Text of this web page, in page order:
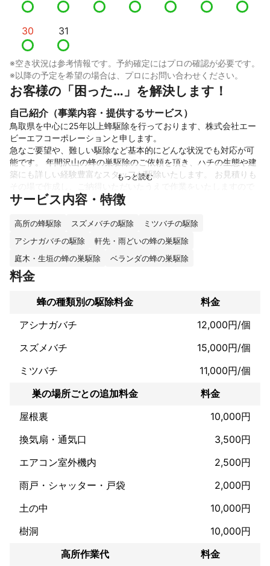
30 31
※空き状況は参考情報です。予約確定にはプロの確認が必要です。
※以降の予定を希望の場合は、プロにお問い合わせください。
お客様の「困った…」を解決します！
自己紹介（事業内容・提供するサービス）
鳥取県を中心に25年以上蜂駆除を行っております、株式会社エー
ビーエフコーポレーションと申します。
急なご要望や、難しい駆除など基本的にどんな状況でも対応が可
能です。 年間沢山の蜂の巣駆除のご依頼を頂き、ハチの生態や建
築にも詳しい経験豊富なスタッフが駆除いたします。 お見積りも
ご安心ください。追加料金も余程の仕様変更がない限り発生いた
これまでの実績
また建築事業も手掛けているので天井裏の駆除に必要となる天井
開口・点検口取付、日本天井点検口仕様変更など、様々なパター
ンに対応可能です。駆除の際に巣を残す様な事は致しません。戻
りバチ対策までしっかりと行い、蜂を根絶します！
アピールポイント
24時間365日、迅速に対応いたします！通常は難しいとされる天
きます。近隣対策もしっかり行い、迷惑がかからないような駆除
び蜂の巣が発生した場合は、一年保証もありますのでお気軽にお
サービス内容・特徴
高所の蜂駆除 スズメバチの駆除
ミツバチの駆除
アシナガバチの駆除
軒先・雨どいの蜂の巣駆除
庭木・生垣の蜂の巣駆除
ベランダの蜂の巣駆除
料金
蜂の種類別の駆除料金
料金
アシナガバチ
12,000円/個
スズメバチ
15,000円/個
ミツバチ
11,000円/個
巣の場所ごとの追加料金
料金
屋根裏
10,000円
換気扇・通気口
3,500円
エアコン室外機内
2,500円
雨戸・シャッター・戸袋
2,000円
土の中
10,000円
樹洞
10,000円
高所作業代
料金